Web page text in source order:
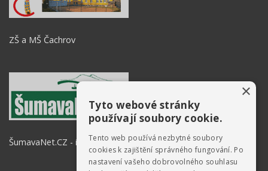
ZŠ a MŠ Čachrov
ŠumavaNet.CZ - informace o regionu
×
Tyto webové stránky
používají soubory cookie.
Tento web používá nezbytné soubory
cookies k zajištění správného fungování. Po
nastavení vašeho dobrovolného souhlasu